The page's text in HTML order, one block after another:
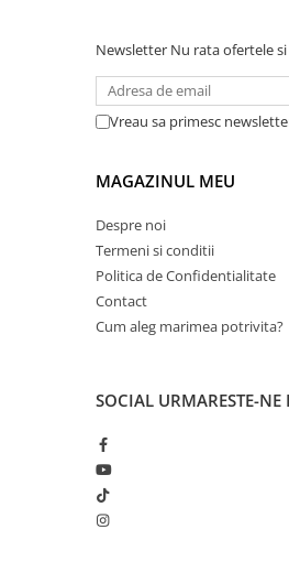
Newsletter Nu rata ofertele
Vreau sa primesc
MAGAZINUL MEU
Despre noi
Termeni si conditii
Politica de Confidentialitate
Contact
Cum aleg marimea potrivita?
SOCIAL URMARESTE-